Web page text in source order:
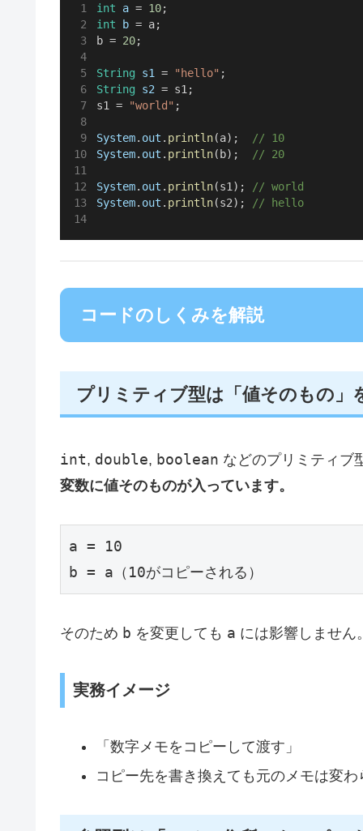
int a = 10;
int
b = a;
b = 20;
String s1 = "hello" ;
String
s2 = s1;
s1 =
"world" ;
System. out . println(a);
// 10
System. out . println(b); // 20
System. out . println(s1);
// world
System. out . println(s2); // hello
コードのしくみを解説
プリミティブ型は「値そのもの」
int, double, boolean などのプリミティブ
変数に値そのものが入っています。
a = 10
b = a（10がコピーされる）
そのため b を変更しても a には影響しません
実務イメージ
「数字メモをコピーして渡す」
コピー先を書き換えても元のメモは変わ